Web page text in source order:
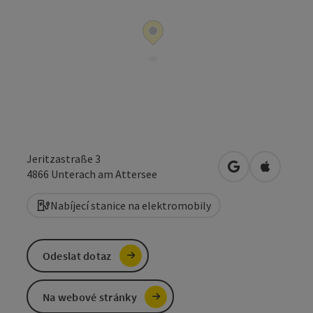
Jeritzastraße 3
4866 Unterach am Attersee Otevřít vOtevřít v
Nabíjecí stanice na elektromobily
Odeslat dotaz
Na webové stránky